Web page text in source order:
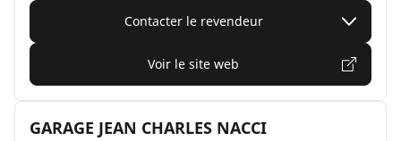
Contacter le revendeur
Voir le site web
GARAGE JEAN CHARLES NACCI